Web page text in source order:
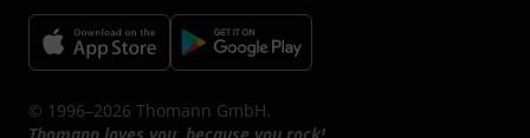
© 1996–2026 Thomann GmbH.